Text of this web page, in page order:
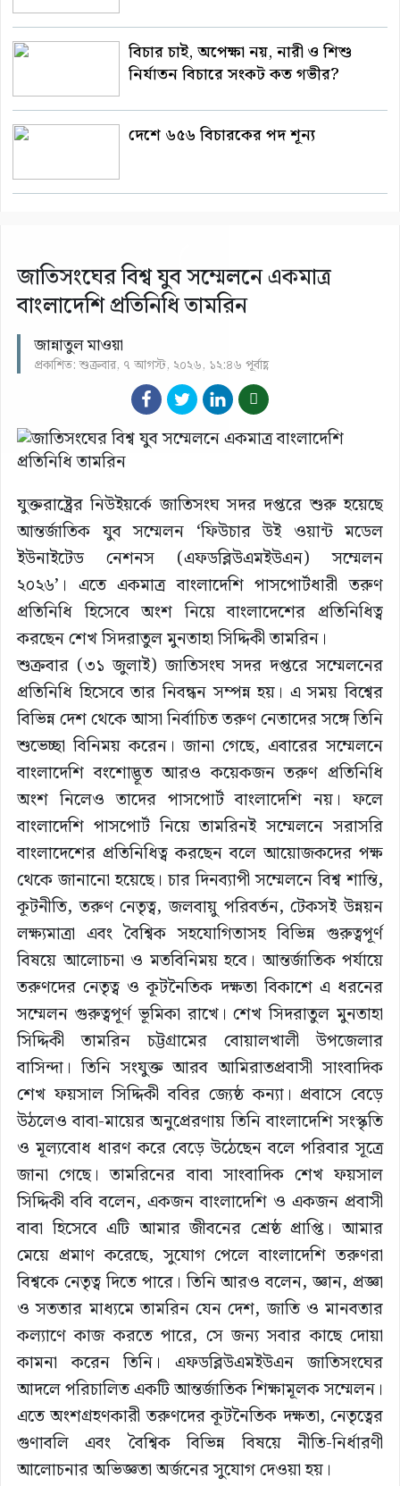
বিচার চাই, অপেক্ষা নয়, নারী ও শিশু
নির্যাতন বিচারে সংকট কত গভীর?
দেশে ৬৫৬ বিচারকের পদ শূন্য
জাতিসংঘের বিশ্ব যুব সম্মেলনে একমাত্র
বাংলাদেশি প্রতিনিধি তামরিন
জান্নাতুল মাওয়া
প্রকাশিত: শুক্রবার, ৭ আগস্ট, ২০২৬, ১২:৪৬ পূর্বাহ্ণ
যুক্তরাষ্ট্রের নিউইয়র্কে জাতিসংঘ সদর দপ্তরে শুরু হয়েছে
আন্তর্জাতিক যুব সম্মেলন ‘ফিউচার উই ওয়ান্ট মডেল
ইউনাইটেড নেশনস (এফডব্লিউএমইউএন) সম্মেলন
২০২৬’। এতে একমাত্র বাংলাদেশি পাসপোর্টধারী তরুণ
প্রতিনিধি হিসেবে অংশ নিয়ে বাংলাদেশের প্রতিনিধিত্ব
করছেন শেখ সিদরাতুল মুনতাহা সিদ্দিকী তামরিন।
শুক্রবার (৩১ জুলাই) জাতিসংঘ সদর দপ্তরে সম্মেলনের
প্রতিনিধি হিসেবে তার নিবন্ধন সম্পন্ন হয়। এ সময় বিশ্বের
বিভিন্ন দেশ থেকে আসা নির্বাচিত তরুণ নেতাদের সঙ্গে তিনি
শুভেচ্ছা বিনিময় করেন। জানা গেছে, এবারের সম্মেলনে
বাংলাদেশি বংশোদ্ভূত আরও কয়েকজন তরুণ প্রতিনিধি
অংশ নিলেও তাদের পাসপোর্ট বাংলাদেশি নয়। ফলে
বাংলাদেশি পাসপোর্ট নিয়ে তামরিনই সম্মেলনে সরাসরি
বাংলাদেশের প্রতিনিধিত্ব করছেন বলে আয়োজকদের পক্ষ
থেকে জানানো হয়েছে। চার দিনব্যাপী সম্মেলনে বিশ্ব শান্তি,
কূটনীতি, তরুণ নেতৃত্ব, জলবায়ু পরিবর্তন, টেকসই উন্নয়ন
লক্ষ্যমাত্রা এবং বৈশ্বিক সহযোগিতাসহ বিভিন্ন গুরুত্বপূর্ণ
বিষয়ে আলোচনা ও মতবিনিময় হবে। আন্তর্জাতিক পর্যায়ে
তরুণদের নেতৃত্ব ও কূটনৈতিক দক্ষতা বিকাশে এ ধরনের
সম্মেলন গুরুত্বপূর্ণ ভূমিকা রাখে। শেখ সিদরাতুল মুনতাহা
সিদ্দিকী তামরিন চট্টগ্রামের বোয়ালখালী উপজেলার
বাসিন্দা। তিনি সংযুক্ত আরব আমিরাতপ্রবাসী সাংবাদিক
শেখ ফয়সাল সিদ্দিকী ববির জ্যেষ্ঠ কন্যা। প্রবাসে বেড়ে
উঠলেও বাবা-মায়ের অনুপ্রেরণায় তিনি বাংলাদেশি সংস্কৃতি
ও মূল্যবোধ ধারণ করে বেড়ে উঠেছেন বলে পরিবার সূত্রে
জানা গেছে। তামরিনের বাবা সাংবাদিক শেখ ফয়সাল
সিদ্দিকী ববি বলেন, একজন বাংলাদেশি ও একজন প্রবাসী
বাবা হিসেবে এটি আমার জীবনের শ্রেষ্ঠ প্রাপ্তি। আমার
মেয়ে প্রমাণ করেছে, সুযোগ পেলে বাংলাদেশি তরুণরা
বিশ্বকে নেতৃত্ব দিতে পারে। তিনি আরও বলেন, জ্ঞান, প্রজ্ঞা
ও সততার মাধ্যমে তামরিন যেন দেশ, জাতি ও মানবতার
কল্যাণে কাজ করতে পারে, সে জন্য সবার কাছে দোয়া
কামনা করেন তিনি। এফডব্লিউএমইউএন জাতিসংঘের
আদলে পরিচালিত একটি আন্তর্জাতিক শিক্ষামূলক সম্মেলন।
এতে অংশগ্রহণকারী তরুণদের কূটনৈতিক দক্ষতা, নেতৃত্বের
গুণাবলি এবং বৈশ্বিক বিভিন্ন বিষয়ে নীতি-নির্ধারণী
আলোচনার অভিজ্ঞতা অর্জনের সুযোগ দেওয়া হয়।